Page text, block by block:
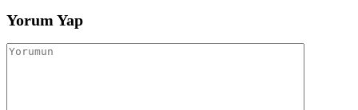
Yorum Yap